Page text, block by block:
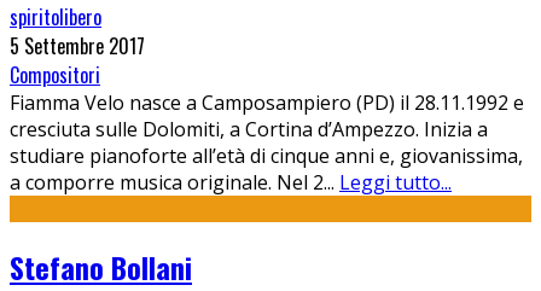
spiritolibero
5 Settembre 2017
Compositori
Fiamma Velo nasce a Camposampiero (PD) il 28.11.1992 e
cresciuta sulle Dolomiti, a Cortina d’Ampezzo. Inizia a
studiare pianoforte all’età di cinque anni e, giovanissima,
a comporre musica originale. Nel 2... Leggi tutto...
Stefano Bollani